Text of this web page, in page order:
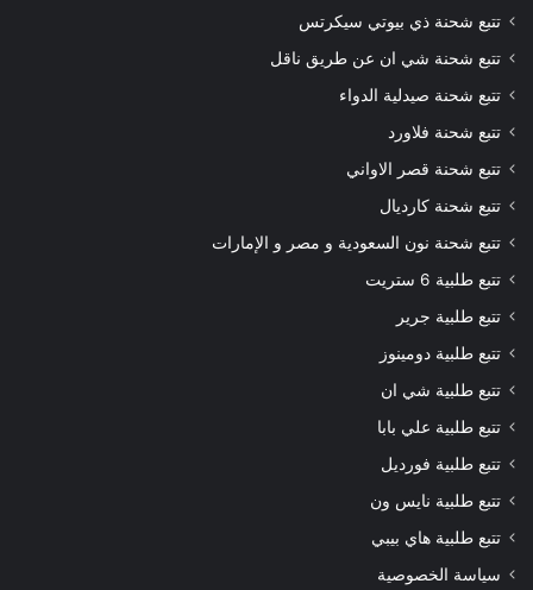
تتبع شحنة ذي بيوتي سيكرتس
تتبع شحنة شي ان عن طريق ناقل
تتبع شحنة صيدلية الدواء
تتبع شحنة فلاورد
تتبع شحنة قصر الاواني
تتبع شحنة كارديال
تتبع شحنة نون السعودية و مصر و الإمارات
تتبع طلبية 6 ستريت
تتبع طلبية جرير
تتبع طلبية دومينوز
تتبع طلبية شي ان
تتبع طلبية علي بابا
تتبع طلبية فورديل
تتبع طلبية نايس ون
تتبع طلبية هاي بيبي
سياسة الخصوصية